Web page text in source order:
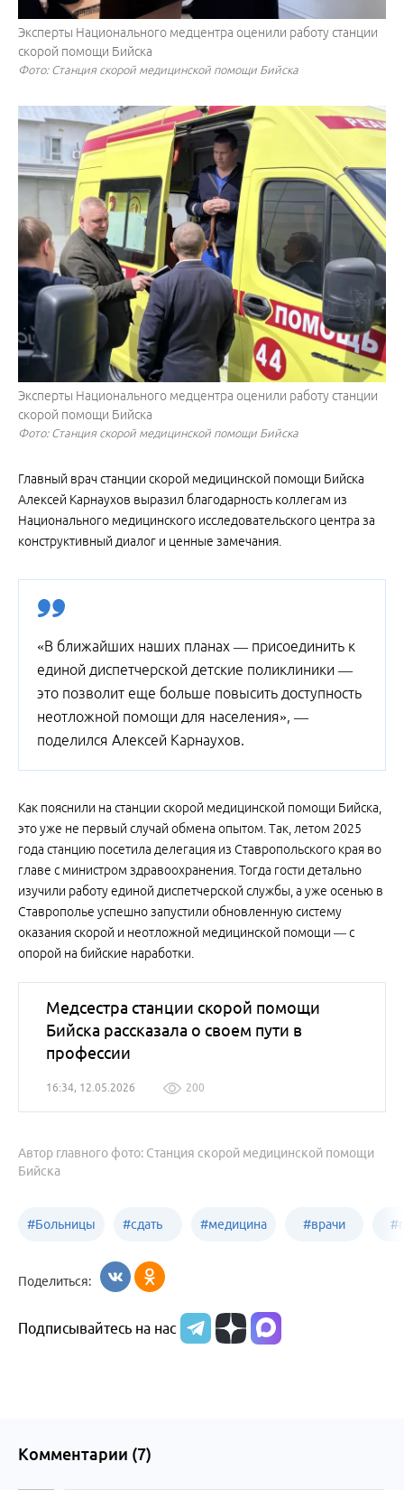
Эксперты Национального медцентра оценили работу станции
скорой помощи Бийска
Фото: Станция скорой медицинской помощи Бийска
Эксперты Национального медцентра оценили работу станции
скорой помощи Бийска
Фото: Станция скорой медицинской помощи Бийска
Главный врач станции скорой медицинской помощи Бийска
Алексей Карнаухов выразил благодарность коллегам из
Национального медицинского исследовательского центра за
конструктивный диалог и ценные замечания.
«В ближайших наших планах — присоединить к
единой диспетчерской детские поликлиники —
это позволит еще больше повысить доступность
неотложной помощи для населения», —
поделился Алексей Карнаухов.
Как пояснили на станции скорой медицинской помощи Бийска,
это уже не первый случай обмена опытом. Так, летом 2025
года станцию посетила делегация из Ставропольского края во
главе с министром здравоохранения. Тогда гости детально
изучили работу единой диспетчерской службы, а уже осенью в
Ставрополье успешно запустили обновленную систему
оказания скорой и неотложной медицинской помощи — с
опорой на бийские наработки.
Медсестра станции скорой помощи
Бийска рассказала о своем пути в
профессии
16:34, 12.05.2026 200
Автор главного фото: Станция скорой медицинской помощи
Бийска
#Больницы #сдать
анализы
в
Бийске
#медицина #врачи #
Поделиться:
Подписывайтесь на нас
Комментарии (7)